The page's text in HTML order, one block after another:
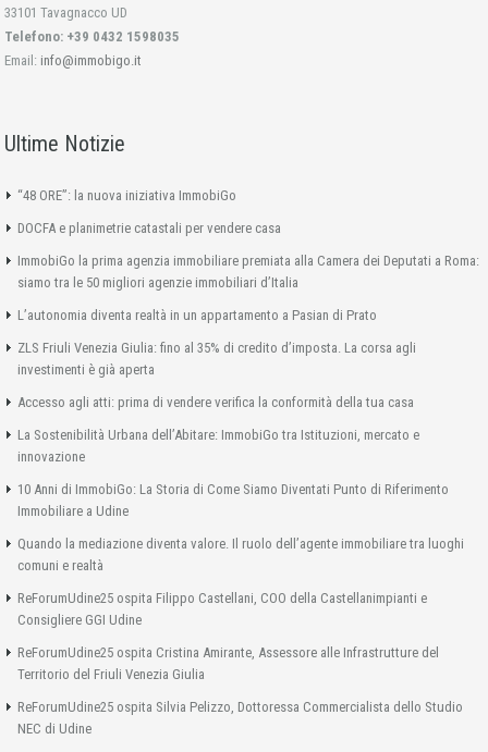
33101 Tavagnacco UD
Telefono: +39 0432 1598035
Email: info@immobigo.it
Ultime Notizie
“48 ORE”: la nuova iniziativa ImmobiGo
DOCFA e planimetrie catastali per vendere casa
ImmobiGo la prima agenzia immobiliare premiata alla Camera dei Deputati a Roma:
siamo tra le 50 migliori agenzie immobiliari d’Italia
L’autonomia diventa realtà in un appartamento a Pasian di Prato
ZLS Friuli Venezia Giulia: fino al 35% di credito d’imposta. La corsa agli
investimenti è già aperta
Accesso agli atti: prima di vendere verifica la conformità della tua casa
La Sostenibilità Urbana dell’Abitare: ImmobiGo tra Istituzioni, mercato e
innovazione
10 Anni di ImmobiGo: La Storia di Come Siamo Diventati Punto di Riferimento
Immobiliare a Udine
Quando la mediazione diventa valore. Il ruolo dell’agente immobiliare tra luoghi
comuni e realtà
ReForumUdine25 ospita Filippo Castellani, COO della Castellanimpianti e
Consigliere GGI Udine
ReForumUdine25 ospita Cristina Amirante, Assessore alle Infrastrutture del
Territorio del Friuli Venezia Giulia
ReForumUdine25 ospita Silvia Pelizzo, Dottoressa Commercialista dello Studio
NEC di Udine